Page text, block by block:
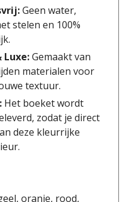
Geen water,
stelen en 100%
Luxe:Gemaakt van
materialen voor
textuur.
Het boeket wordt
zodat je direct
deze kleurrijke
oranje, rood,